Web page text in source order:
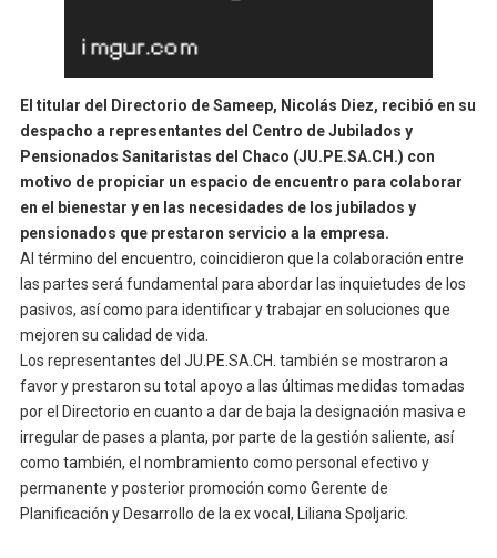
El titular del Directorio de Sameep, Nicolás Diez, recibió en su
despacho a representantes del Centro de Jubilados y
Pensionados Sanitaristas del Chaco (JU.PE.SA.CH.) con
motivo de propiciar un espacio de encuentro para colaborar
en el bienestar y en las necesidades de los jubilados y
pensionados que prestaron servicio a la empresa.
Al término del encuentro, coincidieron que la colaboración entre
las partes será fundamental para abordar las inquietudes de los
pasivos, así como para identificar y trabajar en soluciones que
mejoren su calidad de vida.
Los representantes del JU.PE.SA.CH. también se mostraron a
favor y prestaron su total apoyo a las últimas medidas tomadas
por el Directorio en cuanto a dar de baja la designación masiva e
irregular de pases a planta, por parte de la gestión saliente, así
como también, el nombramiento como personal efectivo y
permanente y posterior promoción como Gerente de
Planificación y Desarrollo de la ex vocal, Liliana Spoljaric.